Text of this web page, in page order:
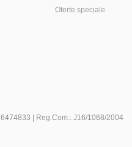
Oferte speciale
| Reg.Com.: J16/1068/2004